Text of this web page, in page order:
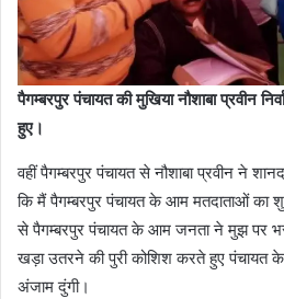
पैगम्बरपुर पंचायत की मुखिया नौशाबा प्रवीन
हुए।
वहीं पैगम्बरपुर पंचायत से नौशाबा प्रवीन ने
कि मैं पैगम्बरपुर पंचायत के आम मतदाताओं का
से पैगम्बरपुर पंचायत के आम जनता ने मुझ पर
खड़ा उतरने की पुरी कोशिश करते हुए पंचायत के
अंजाम दुंगी।